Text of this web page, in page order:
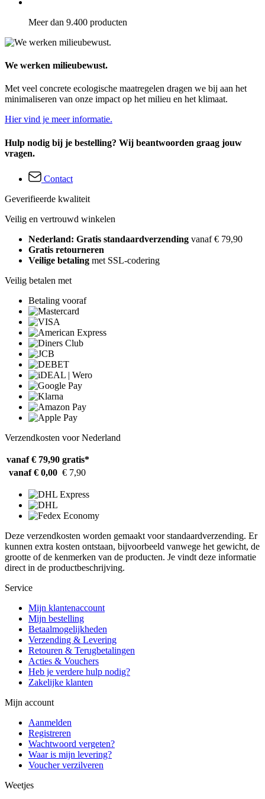
Meer dan 9.400 producten
We werken milieubewust.
Met veel concrete ecologische maatregelen dragen we bij aan het
minimaliseren van onze impact op het milieu en het klimaat.
Hier vind je meer informatie.
Hulp nodig bij je bestelling? Wij beantwoorden graag jouw
vragen.
Contact
Geverifieerde kwaliteit
Veilig en vertrouwd winkelen
Nederland: Gratis standaardverzending vanaf € 79,90
Gratis retourneren
Veilige betaling met SSL-codering
Veilig betalen met
Betaling vooraf
Verzendkosten voor Nederland
vanaf € 79,90 gratis*
vanaf € 0,00 € 7,90
Deze verzendkosten worden gemaakt voor standaardverzending. Er
kunnen extra kosten ontstaan, bijvoorbeeld vanwege het gewicht, de
grootte of de kenmerken van de producten. Je vindt deze informatie
direct in de productbeschrijving.
Service
Mijn klantenaccount
Mijn bestelling
Betaalmogelijkheden
Verzending & Levering
Retouren & Terugbetalingen
Acties & Vouchers
Heb je verdere hulp nodig?
Zakelijke klanten
Mijn account
Aanmelden
Registreren
Wachtwoord vergeten?
Waar is mijn levering?
Voucher verzilveren
Weetjes